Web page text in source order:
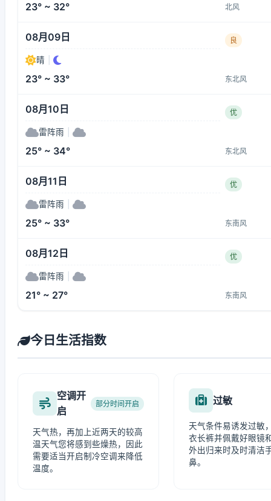
23° ~ 32° 北风
08月09日 良
晴
23° ~ 33° 东北风
08月10日 优
雷阵雨
25° ~ 34° 东北风
08月11日 优
雷阵雨
25° ~ 33° 东南风
08月12日 优
雷阵雨
21° ~ 27° 东南风
今日生活指数
空调开
启
部分时间开启
天气热，再加上近两天的较高
温天气您将感到些燥热，因此
需要适当开启制冷空调来降低
温度。
过敏
天气条件易诱发过敏
衣长裤并佩戴好眼镜
外出归来时及时清洁
鼻。